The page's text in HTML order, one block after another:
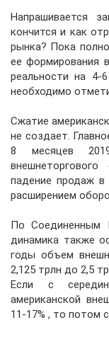
Напрашивается
кончится и как
рынка? Пока
ее формирования
реальности на 4-
необходимо
Сжатие
не создает.
8 месяцев
падение продаж
расширением
По Соединенным
динамика также
годы объем
2,125 трлн до 2,5
Если с
американской
11-17% , то потом